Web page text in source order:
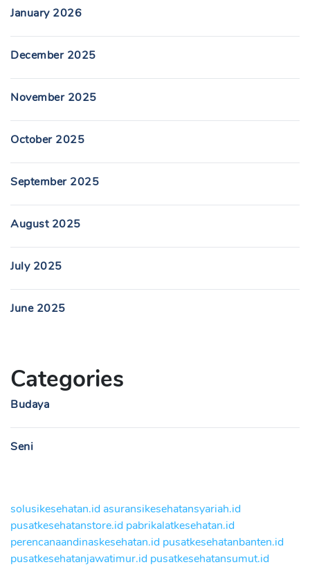
January 2026
December 2025
November 2025
October 2025
September 2025
August 2025
July 2025
June 2025
Categories
Budaya
Seni
solusikesehatan.id asuransikesehatansyariah.id
pusatkesehatanstore.id pabrikalatkesehatan.id
perencanaandinaskesehatan.id pusatkesehatanbanten.id
pusatkesehatanjawatimur.id pusatkesehatansumut.id